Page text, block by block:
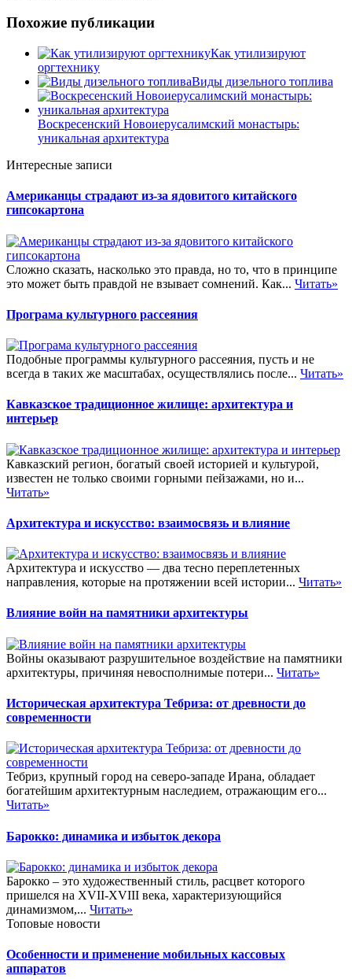
Похожие публикации
Как утилизируют
оргтехнику
Виды дизельного топлива
Воскресенский Новоиерусалимский монастырь:
уникальная архитектура
Интересные записи
Американцы страдают из-за ядовитого китайского
гипсокартона
Сложно сказать, насколько это правда, но то, что в принципе
это может быть правдой не взывает сомнений. Как... Читать»
Програма культурного рассеяния
Подобные программы культурного рассеяния, пусть и не
всегда в таких же масштабах, осуществлялись после... Читать»
Кавказское традиционное жилище: архитектура и
интерьер
Кавказский регион, богатый своей историей и культурой,
известен не только своими горными пейзажами, но и...
Читать»
Архитектура и искусство: взаимосвязь и влияние
Архитектура и искусство — два тесно переплетенных
направления, которые на протяжении всей истории... Читать»
Влияние войн на памятники архитектуры
Войны оказывают разрушительное воздействие на памятники
архитектуры, причиняя невосполнимые потери... Читать»
Историческая архитектура Тебриза: от древности до
современности
Тебриз, крупный город на северо-западе Ирана, обладает
богатейшим архитектурным наследием, отражающим его...
Читать»
Барокко: динамика и избыток декора
Барокко – это художественный стиль, расцвет которого
пришелся на XVII-XVIII века, характеризующийся
динамизмом,... Читать»
Топовые новости
Особенности и применение мобильных кассовых
аппаратов